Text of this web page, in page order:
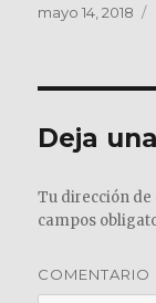
Publicado
mayo 14, 2018
Deja
Tu dirección de
campos
COMENTARIO